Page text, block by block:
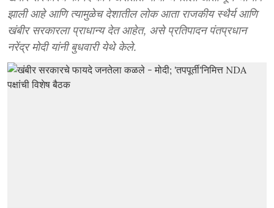
झाली आहे आणि त्यामुळेच देशातील लोक आता राजकीय स्थैर्य आणि
खंबीर सरकारला प्राधान्य देत आहेत, असे प्रतिपादन पंतप्रधान
नरेंद्र मोदी यांनी बुधवारी येथे केले.